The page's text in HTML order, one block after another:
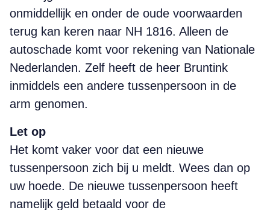
onmiddellijk en onder de oude voorwaarden
terug kan keren naar NH 1816. Alleen de
autoschade komt voor rekening van Nationale
Nederlanden. Zelf heeft de heer Bruntink
inmiddels een andere tussenpersoon in de
arm genomen.
Let op
Het komt vaker voor dat een nieuwe
tussenpersoon zich bij u meldt. Wees dan op
uw hoede. De nieuwe tussenpersoon heeft
namelijk geld betaald voor de